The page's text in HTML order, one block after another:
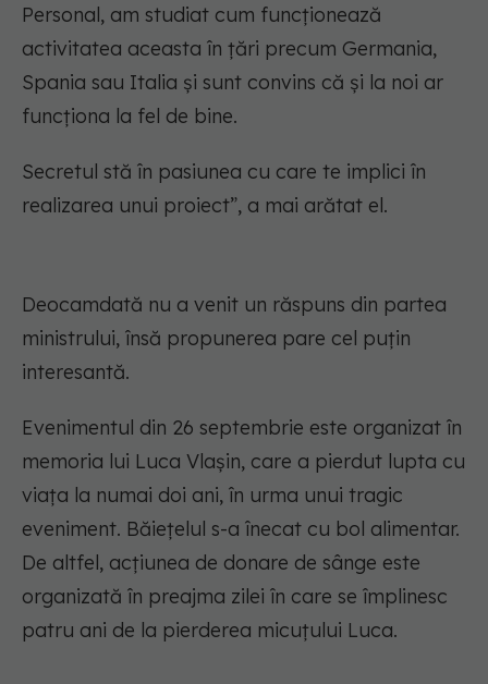
Personal, am studiat cum funcționează
activitatea aceasta în țări precum Germania,
Spania sau Italia și sunt convins că și la noi ar
funcționa la fel de bine.
Secretul stă în pasiunea cu care te implici în
realizarea unui proiect”, a mai arătat el.
Deocamdată nu a venit un răspuns din partea
ministrului, însă propunerea pare cel puțin
interesantă.
Evenimentul din 26 septembrie este organizat în
memoria lui Luca Vlașin, care a pierdut lupta cu
viața la numai doi ani, în urma unui tragic
eveniment. Băiețelul s-a înecat cu bol alimentar.
De altfel, acțiunea de donare de sânge este
organizată în preajma zilei în care se împlinesc
patru ani de la pierderea micuțului Luca.